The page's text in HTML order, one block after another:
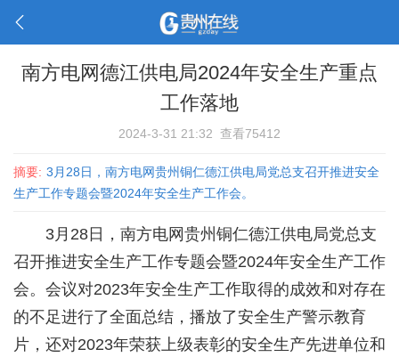
南方电网德江供电局2024年安全生产重点
工作落地
2024-3-31 21:32 查看75412
摘要: 3月28日，南方电网贵州铜仁德江供电局党总支召开推进安全
生产工作专题会暨2024年安全生产工作会。
3月28日，南方电网贵州铜仁德江供电局党总支
召开推进安全生产工作专题会暨2024年安全生产工作
会。会议对2023年安全生产工作取得的成效和对存在
的不足进行了全面总结，播放了安全生产警示教育
片，还对2023年荣获上级表彰的安全生产先进单位和